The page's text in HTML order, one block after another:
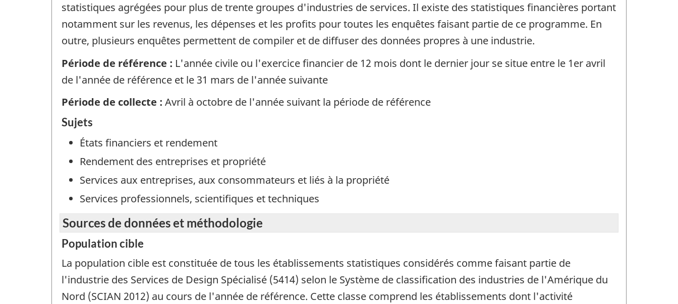
statistiques agrégées pour plus de trente groupes d'industries de services. Il existe des statistiques financières portant
notamment sur les revenus, les dépenses et les profits pour toutes les enquêtes faisant partie de ce programme. En
outre, plusieurs enquêtes permettent de compiler et de diffuser des données propres à une industrie.
Période de référence : L'année civile ou l'exercice financier de 12 mois dont le dernier jour se situe entre le 1er avril
de l'année de référence et le 31 mars de l'année suivante
Période de collecte : Avril à octobre de l'année suivant la période de référence
Sujets
États financiers et rendement
Rendement des entreprises et propriété
Services aux entreprises, aux consommateurs et liés à la propriété
Services professionnels, scientifiques et techniques
Sources de données et méthodologie
Population cible
La population cible est constituée de tous les établissements statistiques considérés comme faisant partie de
l'industrie des Services de Design Spécialisé (5414) selon le Système de classification des industries de l'Amérique du
Nord (SCIAN 2012) au cours de l'année de référence. Cette classe comprend les établissements dont l'activité